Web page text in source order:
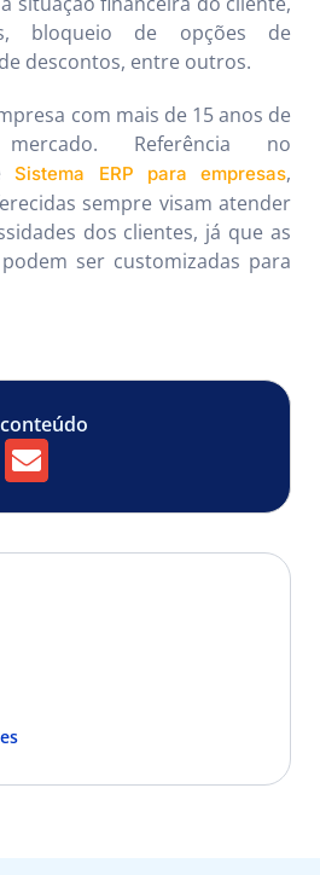
bloqueio de opções de
descontos, entre outros.
com mais de 15 anos de
Referência no
Sistema ERP para empresas,
sempre visam atender
dos clientes, já que as
ser customizadas para